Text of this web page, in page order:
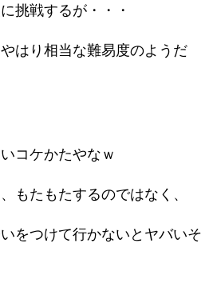
挑戦するが・・・
はり相当な難易度のようだ
コケかたやなｗ
もたもたするのではなく、
をつけて行かないとヤバいそ